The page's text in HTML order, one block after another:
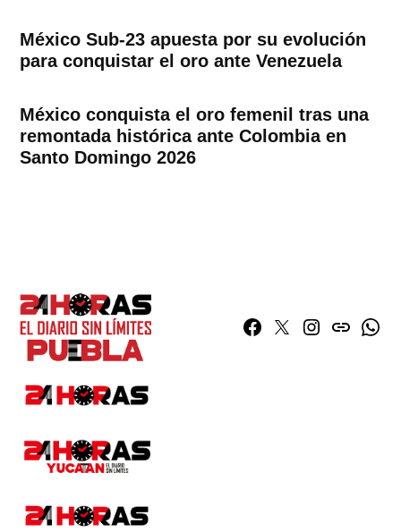
México Sub-23 apuesta por su evolución
para conquistar el oro ante Venezuela
México conquista el oro femenil tras una
remontada histórica ante Colombia en
Santo Domingo 2026
Facebook
TwitterInstagram
issuu